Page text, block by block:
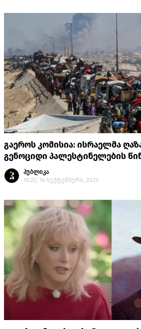
გაეროს კომისია: ისრაელმა
გენოციდი პალესტინელების
პუბლიკა
16:22, 16 სექტემბერი, 2025